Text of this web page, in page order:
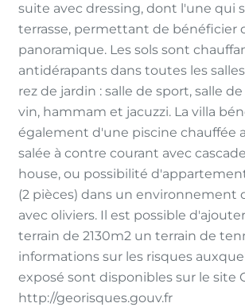
suite avec dressing, dont l'une qui
terrasse, permettant de bénéficier
panoramique. Les sols sont
antidérapants dans toutes les
rez de jardin : salle de sport, salle
vin, hammam et jacuzzi. La villa
également d'une piscine chauffée
salée à contre courant avec
house, ou possibilité
(2 pièces) dans un environnement
avec oliviers. Il est possible
terrain de 2130m2 un terrain de
informations sur les risques
exposé sont disponibles sur le site
http://georisques.gouv.fr